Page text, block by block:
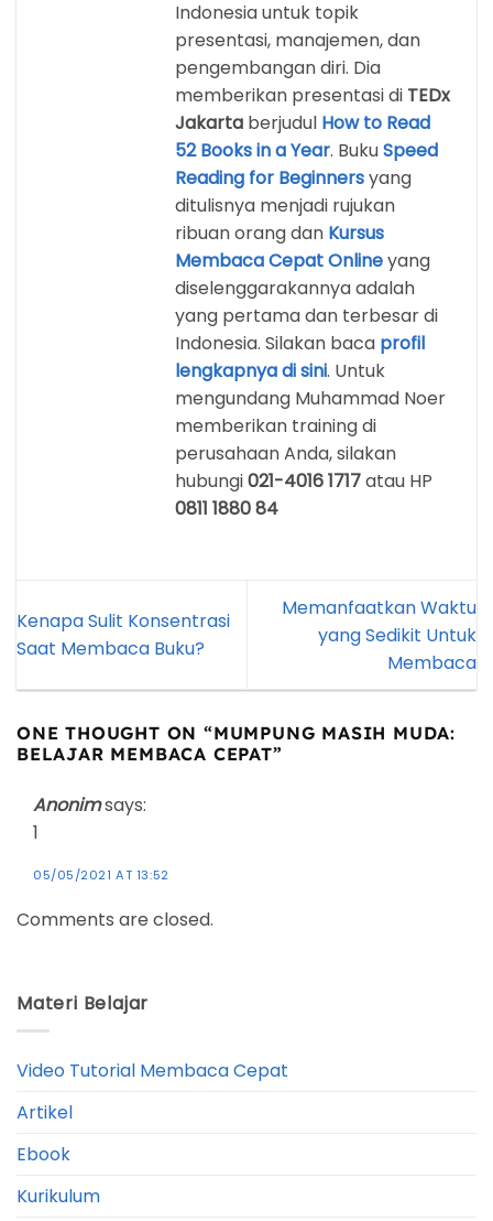
Indonesia untuk topik
presentasi, manajemen, dan
pengembangan diri. Dia
memberikan presentasi di TEDx
Jakarta berjudul How to Read
52 Books in a Year. BukuSpeed
Reading for Beginnersyang
ditulisnya menjadi rujukan
ribuan orang dan Kursus
Membaca Cepat Onlineyang
diselenggarakannya adalah
yang pertama dan terbesar di
Indonesia. Silakan baca profil
lengkapnya di sini. Untuk
mengundang Muhammad Noer
memberikan training di
perusahaan Anda, silakan
hubungi021-4016 1717atau HP
0811 1880 84
Kenapa Sulit Konsentrasi
Saat Membaca Buku?
Memanfaatkan Waktu
yang Sedikit Untuk
Membaca
ONE THOUGHT ON “MUMPUNG MASIH MUDA:
BELAJAR MEMBACA CEPAT”
Anonimsays:
1
05/05/2021 AT 13:52
Comments are closed.
Materi Belajar
Video Tutorial Membaca Cepat
Artikel
Ebook
Kurikulum